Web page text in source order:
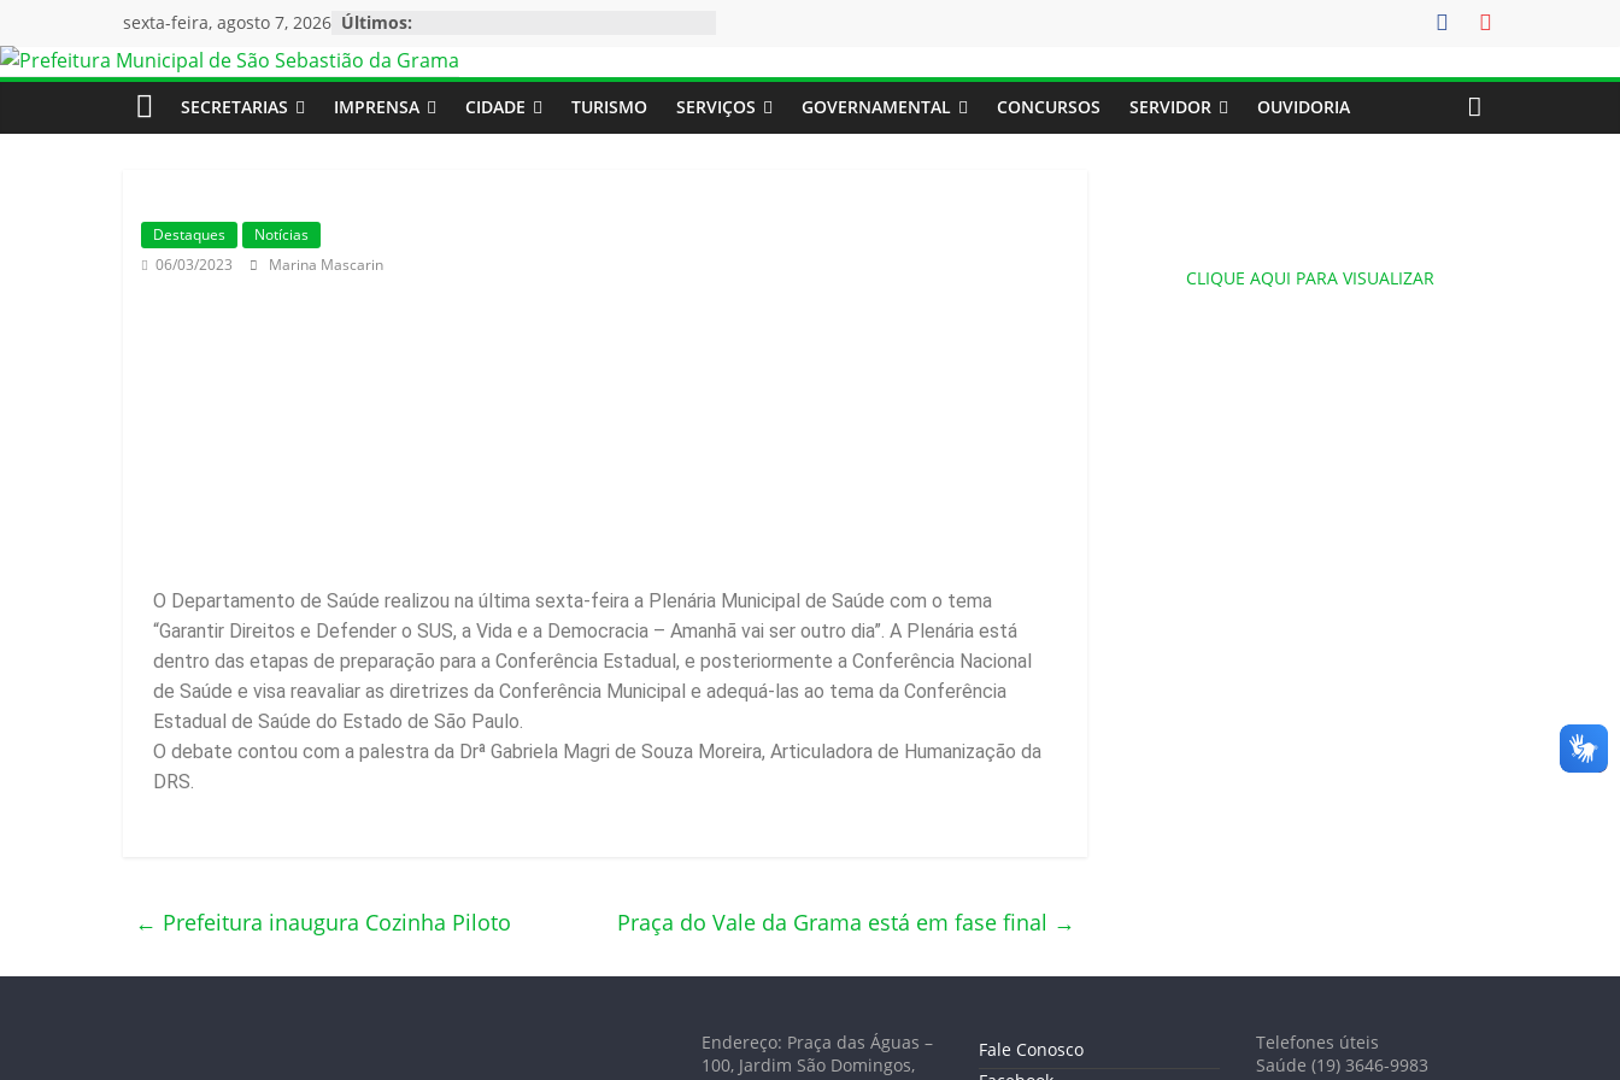
sexta-feira, agosto 7, 2026 Últimos:
SECRETARIAS IMPRENSA CIDADE TURISMO SERVIÇOS GOVERNAMENTAL CONCURSOS SERVIDOR OUVIDORIA
Destaques
Notícias
06/03/2023
Marina Mascarin
O Departamento de Saúde realizou na última sexta-feira a Plenária Municipal de Saúde com o tema
“Garantir Direitos e Defender o SUS, a Vida e a Democracia – Amanhã vai ser outro dia”. A Plenária está
dentro das etapas de preparação para a Conferência Estadual, e posteriormente a Conferência Nacional
de Saúde e visa reavaliar as diretrizes da Conferência Municipal e adequá-las ao tema da Conferência
Estadual de Saúde do Estado de São Paulo.
O debate contou com a palestra da Drª Gabriela Magri de Souza Moreira, Articuladora de Humanização da
DRS.
← Prefeitura inaugura Cozinha Piloto Praça do Vale da Grama está em fase final →
CLIQUE AQUI PARA VISUALIZAR
Endereço: Praça das Águas –
100, Jardim São Domingos,
Fale Conosco
Telefones úteis
Saúde (19) 3646-9983